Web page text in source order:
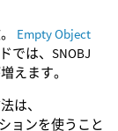
Empty Object
では、SNOBJ
えます。
は、
ョンを使うこと